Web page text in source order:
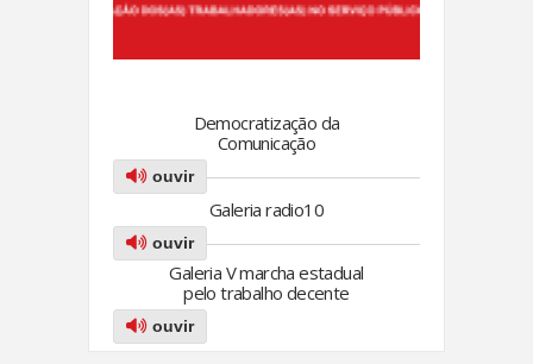
Democratização da
Comunicação
ouvir
Galeria radio10
ouvir
Galeria V marcha estadual
pelo trabalho decente
ouvir